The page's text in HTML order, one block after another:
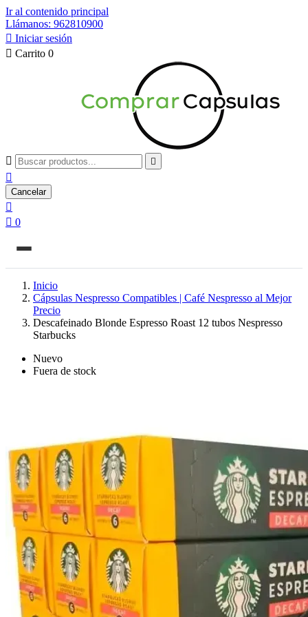
Ir al contenido principal
Llámanos: 962810900
 Iniciar sesión
 Carrito 0
 

Cancelar

 0
Inicio
Cápsulas Nespresso Compatibles | Café Nespresso al Mejor
Precio
Descafeinado Blonde Espresso Roast 12 tubos Nespresso
Starbucks
Nuevo
Fuera de stock